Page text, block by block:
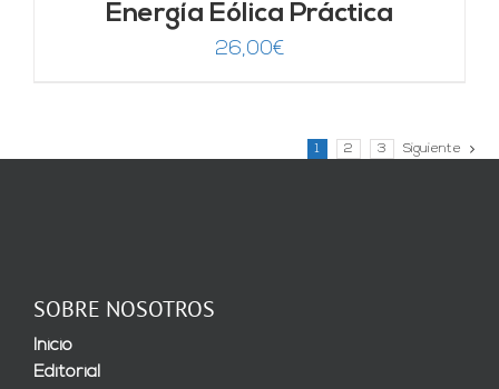
Energía Eólica Práctica
26,00€
1 2 3 Siguiente
SOBRE NOSOTROS
Inicio
Editorial